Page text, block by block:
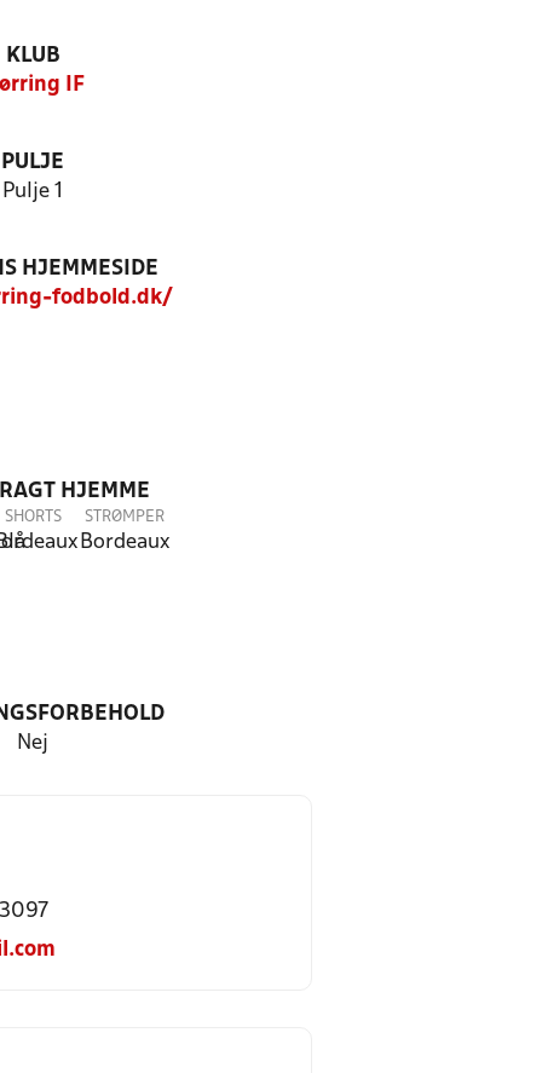
KLUB
IF
PULJE
Pulje 1
HJEMMESIDE
fodbold.dk/
HJEMME
SHORTS STRØMPER
Bordeaux
Nej